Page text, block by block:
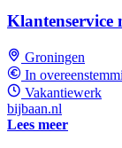
Klantenservice
Groningen
In
Vakantiewerk
bijbaan.nl
Lees meer